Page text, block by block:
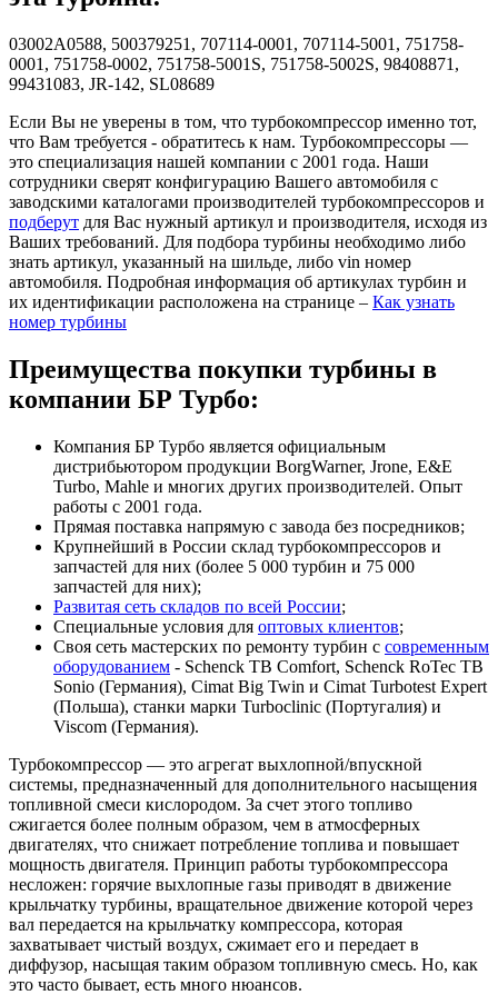
03002A0588, 500379251, 707114-0001, 707114-5001, 751758-
0001, 751758-0002, 751758-5001S, 751758-5002S, 98408871,
99431083, JR-142, SL08689
Если Вы не уверены в том, что турбокомпрессор именно тот,
что Вам требуется - обратитесь к нам. Турбокомпрессоры —
это специализация нашей компании с 2001 года. Наши
сотрудники сверят конфигурацию Вашего автомобиля с
заводскими каталогами производителей турбокомпрессоров и
подберут для Вас нужный артикул и производителя, исходя из
Ваших требований. Для подбора турбины необходимо либо
знать артикул, указанный на шильде, либо vin номер
автомобиля. Подробная информация об артикулах турбин и
их идентификации расположена на странице – Как узнать
номер турбины
Преимущества покупки турбины в
компании БР Турбо:
Компания БР Турбо является официальным
дистрибьютором продукции BorgWarner, Jrone, E&E
Turbo, Mahle и многих других производителей. Опыт
работы с 2001 года.
Прямая поставка напрямую с завода без посредников;
Крупнейший в России склад турбокомпрессоров и
запчастей для них (более 5 000 турбин и 75 000
запчастей для них);
Развитая сеть складов по всей России;
Специальные условия для оптовых клиентов;
Своя сеть мастерских по ремонту турбин с современным
оборудованием - Schenck TB Comfort, Schenck RoTec TB
Sonio (Германия), Cimat Big Twin и Cimat Turbotest Expert
(Польша), станки марки Turboclinic (Португалия) и
Viscom (Германия).
Турбокомпрессор — это агрегат выхлопной/впускной
системы, предназначенный для дополнительного насыщения
топливной смеси кислородом. За счет этого топливо
сжигается более полным образом, чем в атмосферных
двигателях, что снижает потребление топлива и повышает
мощность двигателя. Принцип работы турбокомпрессора
несложен: горячие выхлопные газы приводят в движение
крыльчатку турбины, вращательное движение которой через
вал передается на крыльчатку компрессора, которая
захватывает чистый воздух, сжимает его и передает в
диффузор, насыщая таким образом топливную смесь. Но, как
это часто бывает, есть много нюансов.